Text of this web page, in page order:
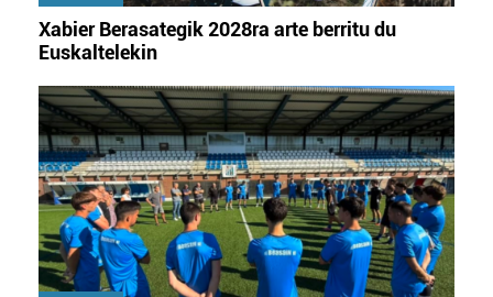
Xabier Berasategik 2028ra arte berritu du
Euskaltelekin